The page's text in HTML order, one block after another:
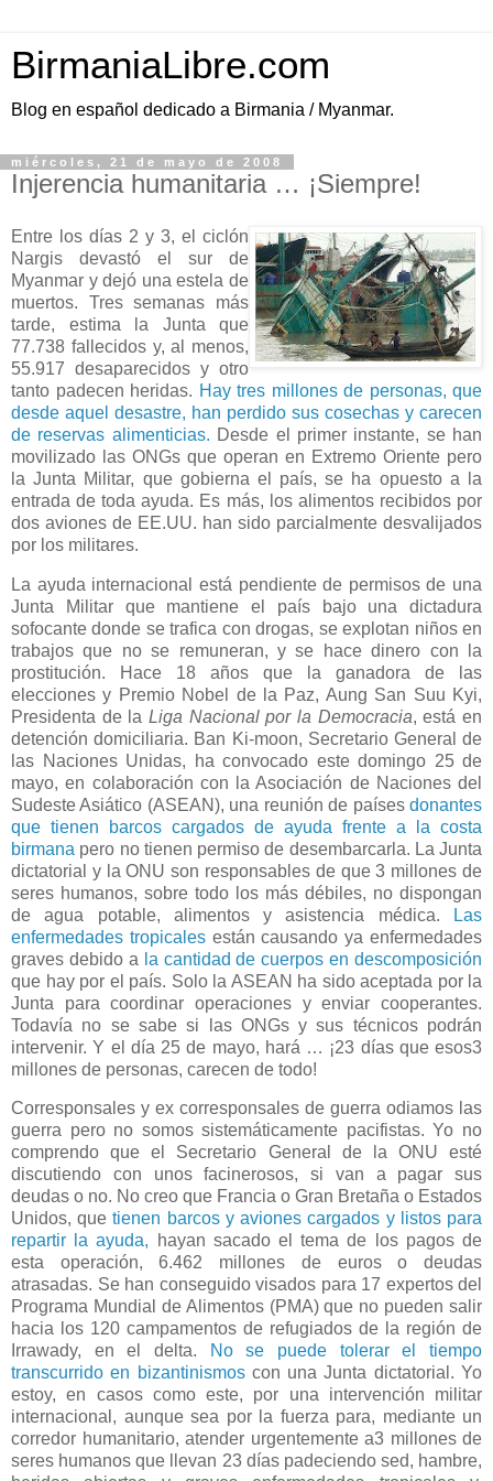
BirmaniaLibre.com
Blog en español dedicado a Birmania / Myanmar.
miércoles, 21 de mayo de 2008
Injerencia humanitaria … ¡Siempre!
Entre los días 2 y 3, el ciclón
Nargis devastó el sur de
Myanmar y dejó una estela de
muertos. Tres semanas más
tarde, estima la Junta que
77.738 fallecidos y, al menos,
55.917 desaparecidos y otro
tanto padecen heridas. Hay tres millones de personas, que
desde aquel desastre, han perdido sus cosechas y carecen
de reservas alimenticias. Desde el primer instante, se han
movilizado las ONGs que operan en Extremo Oriente pero
la Junta Militar, que gobierna el país, se ha opuesto a la
entrada de toda ayuda. Es más, los alimentos recibidos por
dos aviones de EE.UU. han sido parcialmente desvalijados
por los militares.
La ayuda internacional está pendiente de permisos de una
Junta Militar que mantiene el país bajo una dictadura
sofocante donde se trafica con drogas, se explotan niños en
trabajos que no se remuneran, y se hace dinero con la
prostitución. Hace 18 años que la ganadora de las
elecciones y Premio Nobel de la Paz, Aung San Suu Kyi,
Presidenta de la Liga Nacional por la Democracia, está en
detención domiciliaria. Ban Ki-moon, Secretario General de
las Naciones Unidas, ha convocado este domingo 25 de
mayo, en colaboración con la Asociación de Naciones del
Sudeste Asiático (ASEAN), una reunión de países donantes
que tienen barcos cargados de ayuda frente a la costa
birmana pero no tienen permiso de desembarcarla. La Junta
dictatorial y la ONU son responsables de que 3 millones de
seres humanos, sobre todo los más débiles, no dispongan
de agua potable, alimentos y asistencia médica.
Las
enfermedades tropicalesestán causando ya enfermedades
graves debido a la cantidad de cuerpos en descomposición
que hay por el país. Solo la ASEAN ha sido aceptada por la
Junta para coordinar operaciones y enviar cooperantes.
Todavía no se sabe si las ONGs y sus técnicos podrán
intervenir. Y el día 25 de mayo, hará … ¡23 días que esos3
millones de personas, carecen de todo!
Corresponsales y ex corresponsales de guerra odiamos las
guerra pero no somos sistemáticamente pacifistas. Yo no
comprendo que el Secretario General de la ONU esté
discutiendo con unos facinerosos, si van a pagar sus
deudas o no. No creo que Francia o Gran Bretaña o Estados
Unidos, quetienen barcos y aviones cargados y listos para
repartir la ayuda, hayan sacado el tema de los pagos de
esta operación, 6.462 millones de euros o deudas
atrasadas. Se han conseguido visados para 17 expertos del
Programa Mundial de Alimentos (PMA) que no pueden salir
hacia los 120 campamentos de refugiados de la región de
Irrawady, en el delta.
No se puede tolerar el tiempo
transcurrido en bizantinismoscon una Junta dictatorial. Yo
estoy, en casos como este, por una intervención militar
internacional, aunque sea por la fuerza para, mediante un
corredor humanitario, atender urgentemente a3 millones de
seres humanos que llevan 23 días padeciendo sed, hambre,